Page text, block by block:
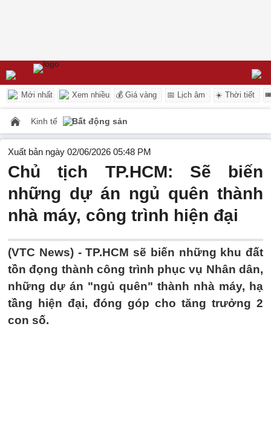
Mới nhất Xem nhiều 💰 Giá vàng 📅 Lịch âm ☀️ Thời tiết
Kinh tế Bất động sản
Xuất bản ngày 02/06/2026 05:48 PM
Chủ tịch TP.HCM: Sẽ biến
những dự án ngủ quên thành
nhà máy, công trình hiện đại
(VTC News) -TP.HCM sẽ biến những khu đất
tồn đọng thành công trình phục vụ Nhân dân,
những dự án "ngủ quên" thành nhà máy, hạ
tầng hiện đại, đóng góp cho tăng trưởng 2
con số.